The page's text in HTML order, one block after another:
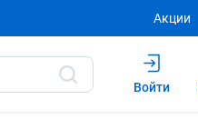
Акции
Войти